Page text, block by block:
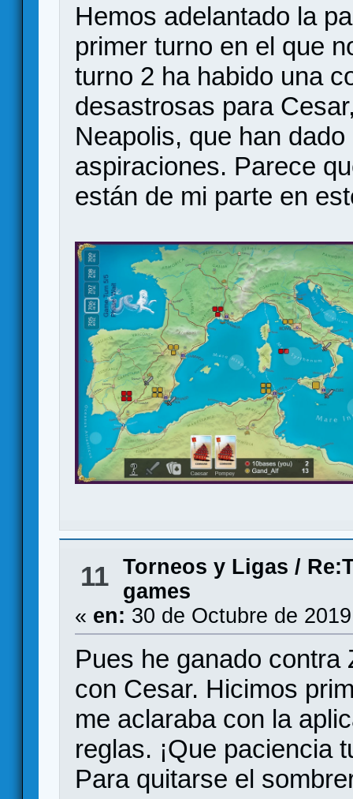
Hemos adelantado la
primer turno en el que
turno 2 ha habido una
desastrosas para
Neapolis, que han
aspiraciones. Parece
están de mi parte en
11 Torneos y Ligas /
games
« en: 30 de Octubre de
Pues he ganado contra
con Cesar. Hicimos
me aclaraba con la
reglas. ¡Que paciencia
Para quitarse el